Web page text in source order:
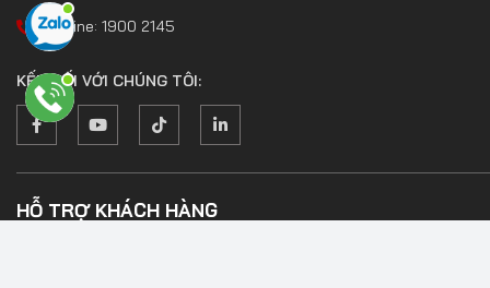
Hotline: 1900 2145
KẾT NỐI VỚI CHÚNG TÔI:
HỖ TRỢ KHÁCH HÀNG